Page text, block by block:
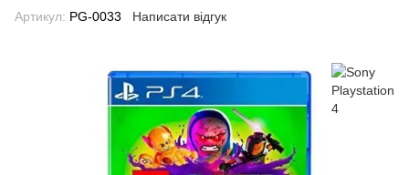
Артикул: PG-0033 Написати відгук